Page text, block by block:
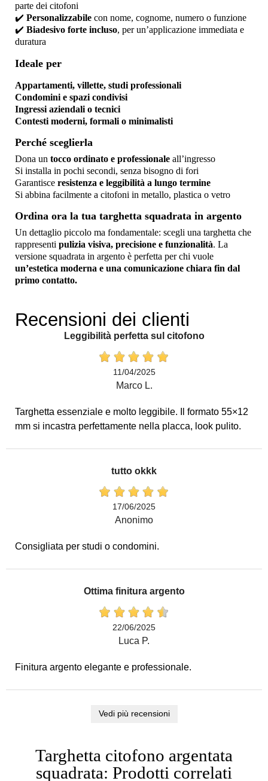
parte dei citofoni
✔️ Personalizzabile con nome, cognome, numero o funzione
✔️ Biadesivo forte incluso, per un’applicazione immediata e
duratura
Ideale per
Appartamenti, villette, studi professionali
Condomini e spazi condivisi
Ingressi aziendali o tecnici
Contesti moderni, formali o minimalisti
Perché sceglierla
Dona un tocco ordinato e professionale all’ingresso
Si installa in pochi secondi, senza bisogno di fori
Garantisce resistenza e leggibilità a lungo termine
Si abbina facilmente a citofoni in metallo, plastica o vetro
Ordina ora la tua targhetta squadrata in argento
Un dettaglio piccolo ma fondamentale: scegli una targhetta che
rappresenti pulizia visiva, precisione e funzionalità. La
versione squadrata in argento è perfetta per chi vuole
un’estetica moderna e una comunicazione chiara fin dal
primo contatto.
Recensioni dei clienti
Leggibilità perfetta sul citofono
11/04/2025
Marco L.
Targhetta essenziale e molto leggibile. Il formato 55×12
mm si incastra perfettamente nella placca, look pulito.
tutto okkk
17/06/2025
Anonimo
Consigliata per studi o condomini.
Ottima finitura argento
22/06/2025
Luca P.
Finitura argento elegante e professionale.
Vedi più recensioni
Targhetta citofono argentata
squadrata: Prodotti correlati